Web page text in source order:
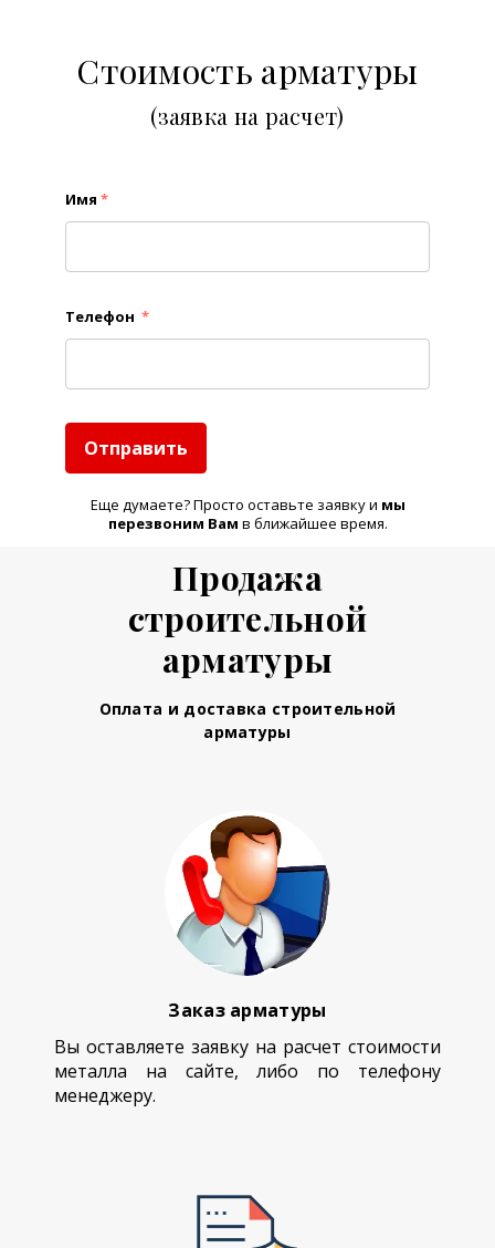
Стоимость арматуры
(заявка на расчет)
Имя *
Телефон *
Отправить
Еще думаете? Просто оставьте заявку и мы
перезвоним Вам в ближайшее время.
Продажа
строительной
арматуры
Оплата и доставка строительной
арматуры
Заказ арматуры
Вы оставляете заявку на расчет стоимости
металла на сайте, либо по телефону
менеджеру.